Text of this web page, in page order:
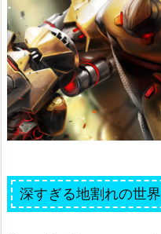
深すぎる地割れの世界